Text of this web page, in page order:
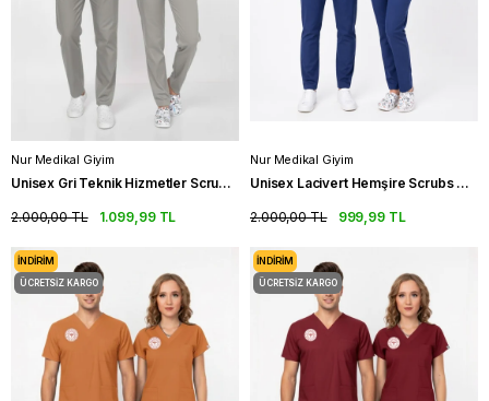
Nur Medikal Giyim
Unisex Gri Teknik Hizmetler Scrubs Üniforma Takım Neutral Gray (Sağlık Bakanlığı Yeni Yön.Uygun)
1.099,99 TL
2.000,00 TL
Nur Medikal Giyim
Unisex Lacivert Hemşire Scrubs Üniforma Takım Patriot Blue(Sağlık Bakanlığı Yeni Yönetmeliğe Uygun)
999,99 TL
2.000,00 TL
İNDIRIM
ÜCRETSIZ KARGO
İNDIRIM
ÜCRETSIZ KARGO